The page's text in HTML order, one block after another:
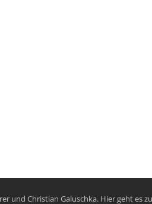
und Christian Galuschka. Hier geht es